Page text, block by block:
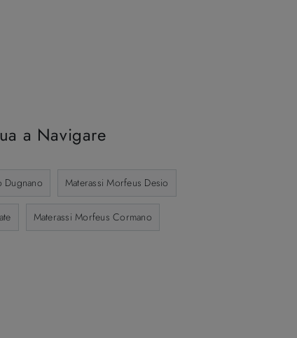
a Navigare
Dugnano Materassi Morfeus Desio
Materassi Morfeus Cormano